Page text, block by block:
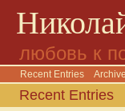
любовь к
Recent Entries Archive
Recent Entries